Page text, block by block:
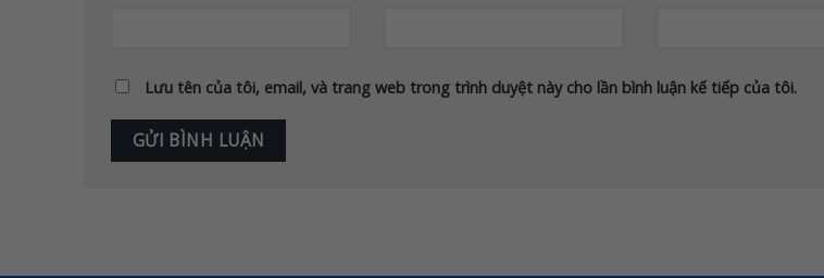
Lưu tên của tôi, email, và trang web trong trình duyệt này cho lần bình luận kế tiếp của tôi.